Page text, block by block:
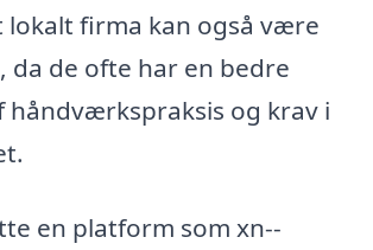
lokalt firma kan også være
de ofte har en bedre
håndværkspraksis og krav i
en platform som xn--